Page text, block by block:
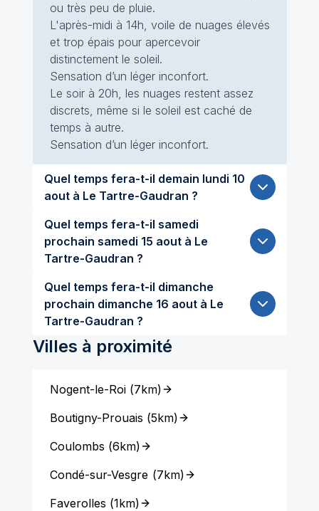
ou très peu de pluie.
L'après-midi à 14h, voile de nuages élevés
et trop épais pour apercevoir
distinctement le soleil.
Sensation d’un léger inconfort.
Le soir à 20h, les nuages restent assez
discrets, même si le soleil est caché de
temps à autre.
Sensation d’un léger inconfort.
Quel temps fera-t-il demain lundi 10
aout à Le Tartre-Gaudran ?
Quel temps fera-t-il samedi
prochain samedi 15 aout à Le
Tartre-Gaudran ?
Quel temps fera-t-il dimanche
prochain dimanche 16 aout à Le
Tartre-Gaudran ?
Villes à proximité
Nogent-le-Roi(7km)
Boutigny-Prouais (5km)
Coulombs (6km)
Condé-sur-Vesgre (7km)
Faverolles (1km)